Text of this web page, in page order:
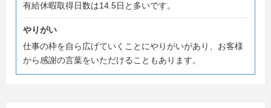
有給休暇取得日数は14.5日と多いです。
やりがい
仕事の枠を自ら広げていくことにやりがいがあり、お客様
から感謝の言葉をいただけることもあります。